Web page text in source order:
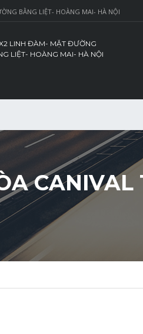
BẰNG LIỆT- HOÀNG MAI- HÀ NỘI
LINH ĐÀM- MẶT ĐƯỜNG
LIỆT- HOÀNG MAI- HÀ NỘI
CANIVAL